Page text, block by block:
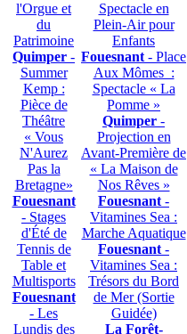
l'Orgue et
du
Patrimoine
Quimper -
Summer
Kemp :
Pièce de
Théâtre
« Vous
N'Aurez
Pas la
Bretagne»
Fouesnant
- Stages
d'Été de
Tennis de
Table et
Multisports
Fouesnant
- Les
Lundis des
Spectacle en
Plein-Air pour
Enfants
Fouesnant - Place
Aux Mômes :
Spectacle « La
Pomme »
Quimper -
Projection en
Avant-Première de
« La Maison de
Nos Rêves »
Fouesnant -
Vitamines Sea :
Marche Aquatique
Fouesnant -
Vitamines Sea :
Trésors du Bord
de Mer (Sortie
Guidée)
La Forêt-